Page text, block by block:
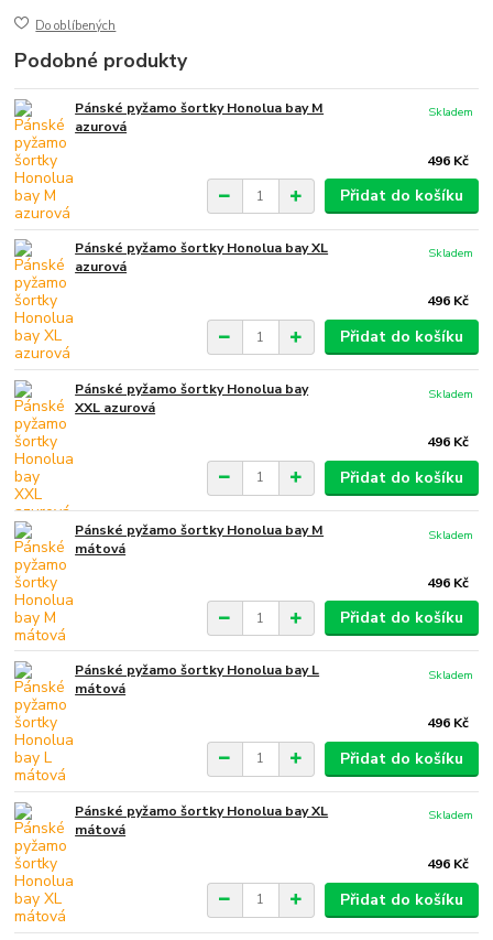
Do oblíbených
Podobné produkty
Pánské pyžamo šortky Honolua bay M
azurová
496 Kč
Skladem
Přidat do košíku
Pánské pyžamo šortky Honolua bay XL
azurová
496 Kč
Skladem
Přidat do košíku
Pánské pyžamo šortky Honolua bay
XXL azurová
496 Kč
Skladem
Přidat do košíku
Pánské pyžamo šortky Honolua bay M
mátová
496 Kč
Skladem
Přidat do košíku
Pánské pyžamo šortky Honolua bay L
mátová
496 Kč
Skladem
Přidat do košíku
Pánské pyžamo šortky Honolua bay XL
mátová
496 Kč
Skladem
Přidat do košíku